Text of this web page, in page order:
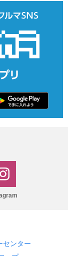
センター